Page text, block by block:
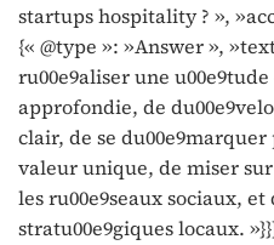
startups hospitality ? »,
{« @type »: »Answer »,
ru00e9aliser une
approfondie, de
clair, de se
valeur unique, de miser
les ru00e9seaux sociaux,
stratu00e9giques locaux.